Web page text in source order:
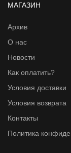
МАГАЗИН
Архив
О нас
Новости
Как оплатить?
Условия доставки
Условия возврата
Контакты
Политика